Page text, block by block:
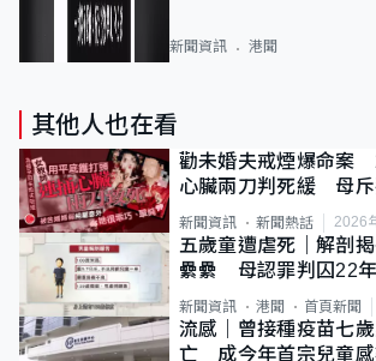
新聞資訊 港聞
其他人也在看
勸未婚夫戒煙爆命案
心臟兩刀判死緩 母斥
新聞資訊 新聞熱話 2026
五歲童遭虐死｜解剖
纍纍 母認罪判囚22
類案最惡劣
新聞資訊 港聞 首頁新聞
流感｜曾接種疫苗七
亡 成今年首宗兒童感